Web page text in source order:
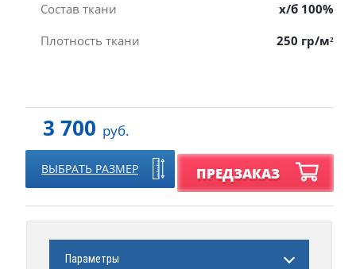
Состав ткани
х/б 100%
Плотность ткани
250 гр/м²
3 700 руб.
ВЫБРАТЬ РАЗМЕР ПРЕДЗАКАЗ
Параметры